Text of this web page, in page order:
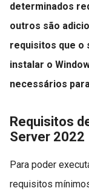
determinados
outros são
requisitos que o
instalar o
necessários
Requisitos
Server 2022
Para poder
requisitos